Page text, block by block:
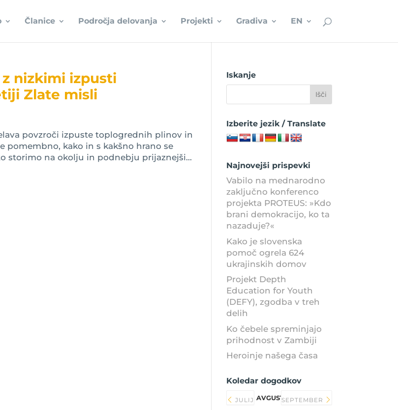
Članice Področja delovanja Projekti Gradiva EN
nizkimi izpusti
Zlate misli
povzroči izpuste toplogrednih plinov in
pomembno, kako in s kakšno hrano se
storimo na okolju in podnebju prijaznejši...
Iskanje
Izberite jezik / Translate
Najnovejši prispevki
Vabilo na mednarodno
zaključno konferenco
projekta PROTEUS: »Kdo
brani demokracijo, ko ta
nazaduje?«
Kako je slovenska
pomoč ogrela 624
ukrajinskih domov
Projekt Depth
Education for Youth
(DEFY), zgodba v treh
delih
Ko čebele spreminjajo
prihodnost v Zambiji
Heroinje našega časa
Koledar dogodkov
JULIJ AVGUST 2026SEPTEMBER